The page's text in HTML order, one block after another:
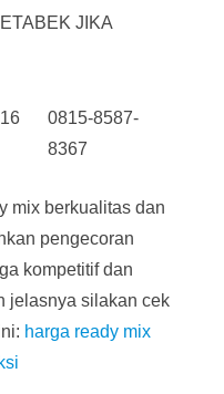
JIKA
0815-8587-
8367
mix berkualitas dan
pengecoran
kompetitif dan
jelasnya silakan cek
harga ready mix